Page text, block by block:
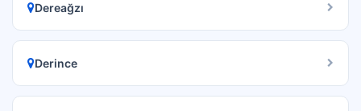
Dereağzı
Derince